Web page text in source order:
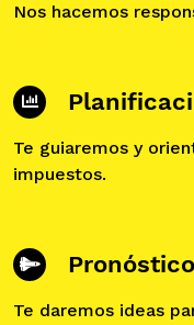
Nos hacemos
Te guiaremos y
impuestos.
Te daremos ideas